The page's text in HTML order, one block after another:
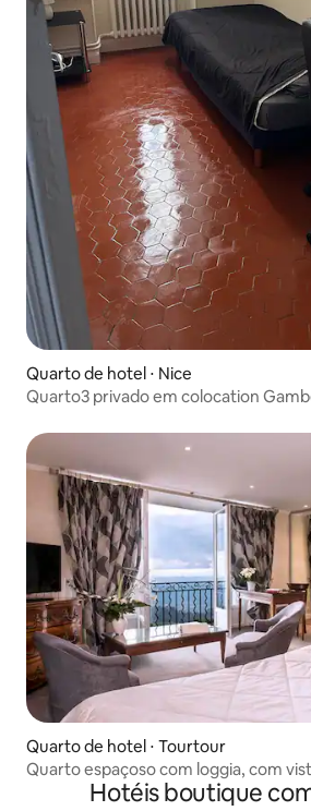
Quarto de hotel ⋅ Nice
Quarto3 privado em colocation
Quarto de hotel ⋅ Tourtour
Quarto espaçoso com loggia, com
montanhas Maures
Hotéis boutique